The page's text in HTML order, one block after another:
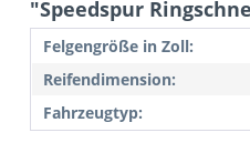
"Speedspur
Felgengröße in Zoll:
Reifendimension:
Fahrzeugtyp: